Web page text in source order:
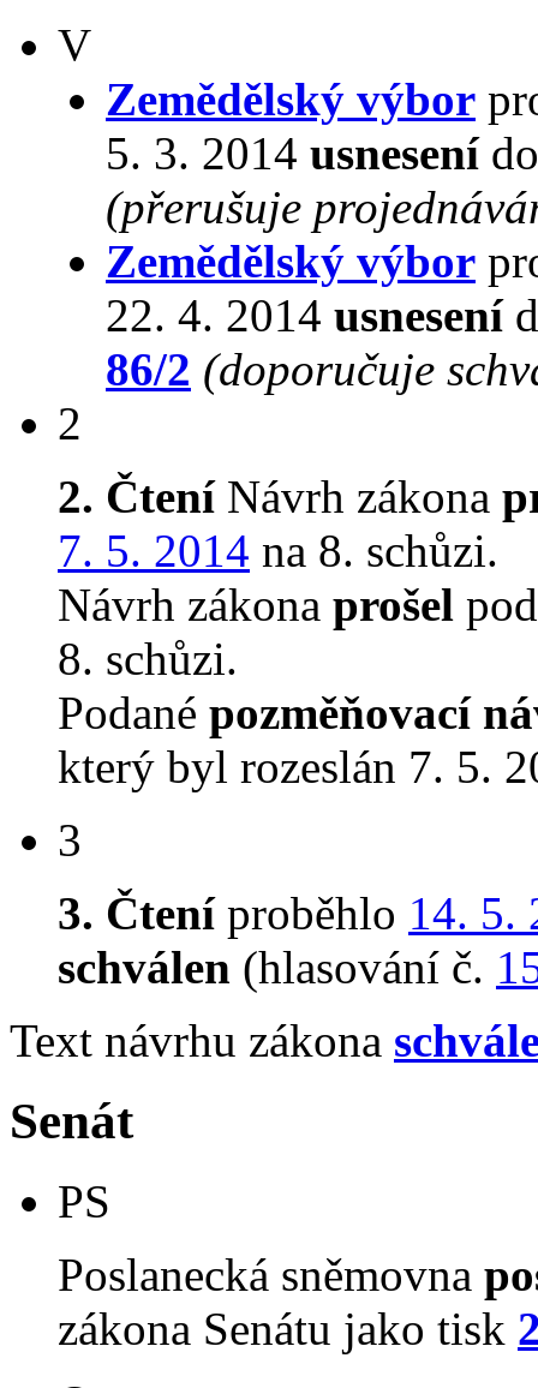
V
Zemědělský výbor
5. 3. 2014 usnesení
(přerušuje
Zemědělský výbor
22. 4. 2014 usnesení
86/2 (doporučuje
2
2. ČteníNávrh zákona
7. 5. 2014 na 8. schůzi.
Návrh zákona prošel
8. schůzi.
Podané pozměňovací
který byl rozeslán 7. 5.
3
3. Čteníproběhlo 14. 5.
schválen (hlasování č.
Text návrhu zákona
Senát
PS
Poslanecká sněmovna
zákona Senátu jako tisk